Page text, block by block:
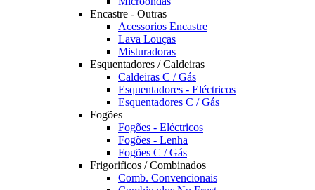
Encastre - Outras
Acessorios Encastre
Lava Louças
Misturadoras
Esquentadores / Caldeiras
Caldeiras C / Gás
Esquentadores - Eléctricos
Esquentadores C / Gás
Fogões
Fogões - Eléctricos
Fogões - Lenha
Fogões C / Gás
Frigorificos / Combinados
Comb. Convencionais